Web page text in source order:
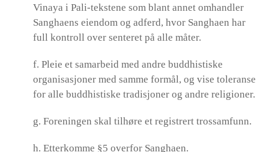
Vinaya i Pali-tekstene som blant annet omhandler
Sanghaens eiendom og adferd, hvor Sanghaen har
full kontroll over senteret på alle måter.
f. Pleie et samarbeid med andre buddhistiske
organisasjoner med samme formål, og vise toleranse
for alle buddhistiske tradisjoner og andre religioner.
g. Foreningen skal tilhøre et registrert trossamfunn.
h. Etterkomme §5 overfor Sanghaen.